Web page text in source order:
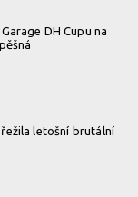
DH Cupu na
letošní brutální